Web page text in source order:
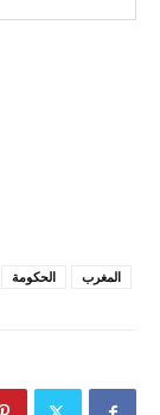
الحكومة المغرب